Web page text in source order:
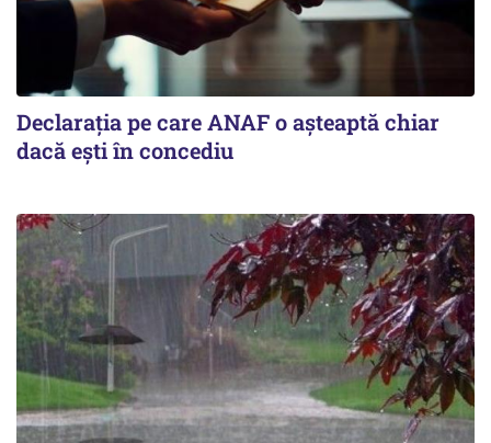
Declarația pe care ANAF o așteaptă chiar
dacă ești în concediu